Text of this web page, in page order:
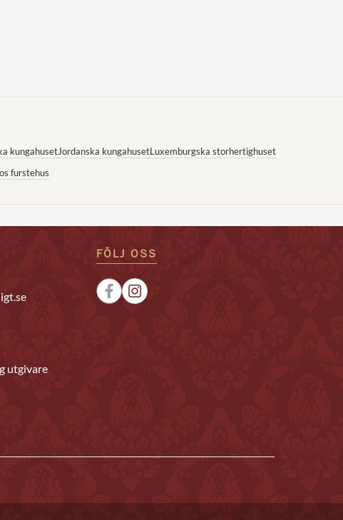
kungahusetJordanska kungahusetLuxemburgska storhertighuset
furstehus
utgivare
FÖLJ OSS